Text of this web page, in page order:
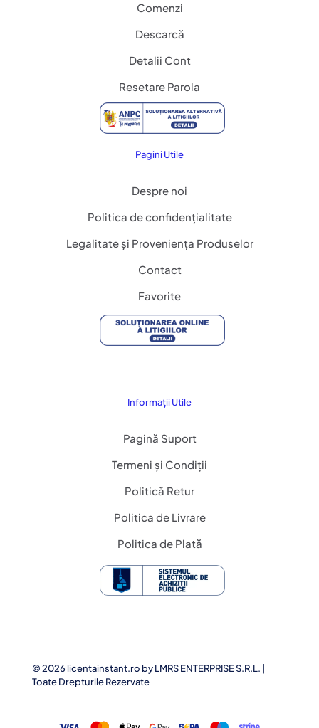
Comenzi
Descarcă
Detalii Cont
Resetare Parola
Pagini Utile
Despre noi
Politica de confidențialitate
Legalitate și Proveniența Produselor
Contact
Favorite
Informații Utile
Pagină Suport
Termeni și Condiții
Politică Retur
Politica de Livrare
Politica de Plată
© 2026 licentainstant.ro byLMRS ENTERPRISE S.R.L.
Toate Drepturile Rezervate